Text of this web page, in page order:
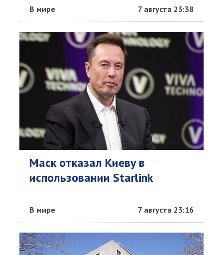
В мире 7 августа 23:38
Маск отказал Киеву в
использовании Starlink
В мире 7 августа 23:16